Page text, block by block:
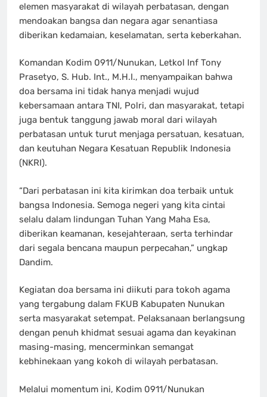
elemen masyarakat di wilayah perbatasan, dengan
mendoakan bangsa dan negara agar senantiasa
diberikan kedamaian, keselamatan, serta keberkahan.
Komandan Kodim 0911/Nunukan, Letkol Inf Tony
Prasetyo, S. Hub. Int., M.H.I., menyampaikan bahwa
doa bersama ini tidak hanya menjadi wujud
kebersamaan antara TNI, Polri, dan masyarakat, tetapi
juga bentuk tanggung jawab moral dari wilayah
perbatasan untuk turut menjaga persatuan, kesatuan,
dan keutuhan Negara Kesatuan Republik Indonesia
(NKRI).
“Dari perbatasan ini kita kirimkan doa terbaik untuk
bangsa Indonesia. Semoga negeri yang kita cintai
selalu dalam lindungan Tuhan Yang Maha Esa,
diberikan keamanan, kesejahteraan, serta terhindar
dari segala bencana maupun perpecahan,” ungkap
Dandim.
Kegiatan doa bersama ini diikuti para tokoh agama
yang tergabung dalam FKUB Kabupaten Nunukan
serta masyarakat setempat. Pelaksanaan berlangsung
dengan penuh khidmat sesuai agama dan keyakinan
masing-masing, mencerminkan semangat
kebhinekaan yang kokoh di wilayah perbatasan.
Melalui momentum ini, Kodim 0911/Nunukan